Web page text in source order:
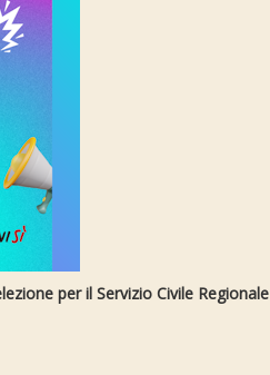
per il Servizio Civile Regionale